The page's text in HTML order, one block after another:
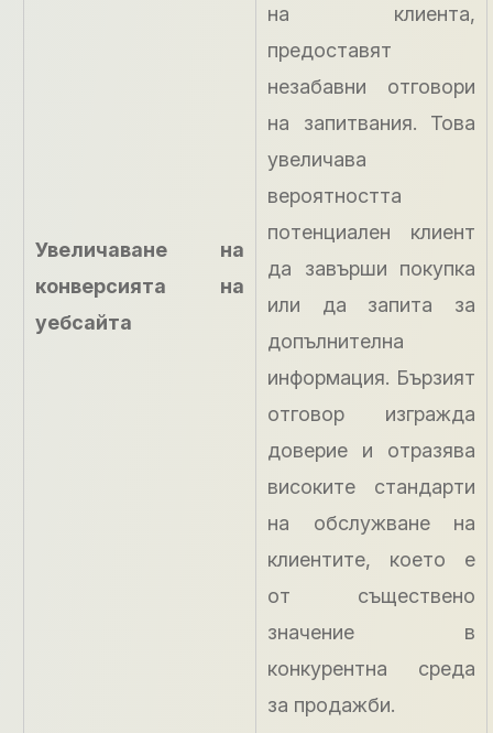
Увеличаване на
конверсията на
уебсайта
на клиента,
предоставят
незабавни отговори
на запитвания. Това
увеличава
вероятността
потенциален клиент
да завърши покупка
или да запита за
допълнителна
информация. Бързият
отговор изгражда
доверие и отразява
високите стандарти
на обслужване на
клиентите, което е
от съществено
значение в
конкурентна среда
за продажби.